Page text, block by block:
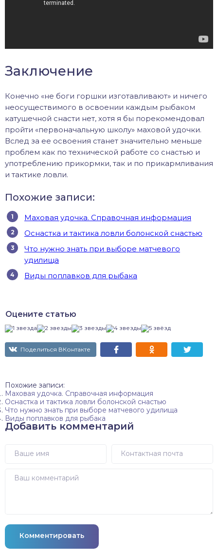
Заключение
Конечно «не боги горшки изготавливают» и ничего
неосуществимого в освоении каждым рыбаком
катушечной снасти нет, хотя я бы порекомендовал
пройти «первоначальную школу» маховой удочки.
Вслед за ее освоения станет значительно меньше
проблем как по технической работе со снастью и
употреблению прикормки, так и по прикармливания
и тактике ловли.
Похожие записи:
Маховая удочка. Справочная информация
Оснастка и тактика ловли болонской снастью
Что нужно знать при выборе матчевого
удилища
Виды поплавков для рыбака
Оцените статью
Поделиться ВКонтакте
Похожие записи:
Маховая удочка. Справочная информация
Оснастка и тактика ловли болонской снастью
Что нужно знать при выборе матчевого удилища
Виды поплавков для рыбака
Добавить комментарий
Комментировать